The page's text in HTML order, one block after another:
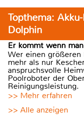
Topthema:
Dolphin
Er kommt wenn
Wer einen
mehr als nur
anspruchsvolle
Poolroboter der
Reinigungsleistung.
>> Mehr erfahren
>> Alle anzeigen